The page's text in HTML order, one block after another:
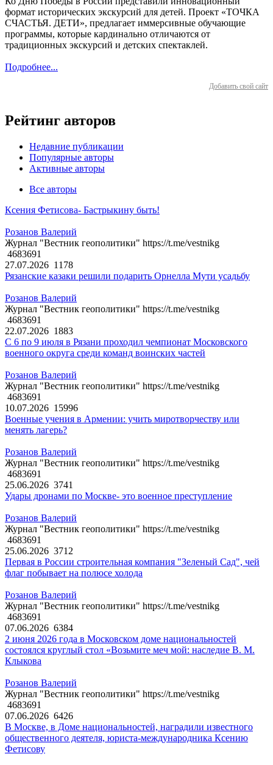
формат исторических экскурсий для детей. Проект «ТОЧКА
СЧАСТЬЯ. ДЕТИ», предлагает иммерсивные обучающие
программы, которые кардинально отличаются от
традиционных экскурсий и детских спектаклей.
Подробнее...
Добавить свой сайт
Рейтинг авторов
Недавние публикации
Популярные авторы
Активные авторы
Все авторы
Ксения Фетисова- Бастрыкину быть!
Розанов Валерий
Журнал "Вестник геополитики" https://t.me/vestnikg
4683691
27.07.2026 1178
Рязанские казаки решили подарить Орнелла Мути усадьбу
Розанов Валерий
Журнал "Вестник геополитики" https://t.me/vestnikg
4683691
22.07.2026 1883
С 6 по 9 июля в Рязани проходил чемпионат Московского
военного округа среди команд воинских частей
Розанов Валерий
Журнал "Вестник геополитики" https://t.me/vestnikg
4683691
10.07.2026 15996
Военные учения в Армении: учить миротворчеству или
менять лагерь?
Розанов Валерий
Журнал "Вестник геополитики" https://t.me/vestnikg
4683691
25.06.2026 3741
Удары дронами по Москве- это военное преступление
Розанов Валерий
Журнал "Вестник геополитики" https://t.me/vestnikg
4683691
25.06.2026 3712
Первая в России строительная компания "Зеленый Сад", чей
флаг побывает на полюсе холода
Розанов Валерий
Журнал "Вестник геополитики" https://t.me/vestnikg
4683691
07.06.2026 6384
2 июня 2026 года в Московском доме национальностей
состоялся круглый стол «Возьмите меч мой: наследие В. М.
Клыкова
Розанов Валерий
Журнал "Вестник геополитики" https://t.me/vestnikg
4683691
07.06.2026 6426
В Москве, в Доме национальностей, наградили известного
общественного деятеля, юриста-международника Ксению
Фетисову